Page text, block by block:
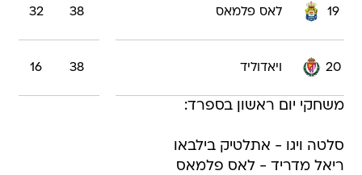
19 לאס פלמאס 38
32
20 ויאדוליד 38
16
משחקי יום ראשון בספרד:
סלטה ויגו - אתלטיק בילבאו
ריאל מדריד - לאס פלמאס